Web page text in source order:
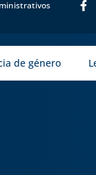
de género